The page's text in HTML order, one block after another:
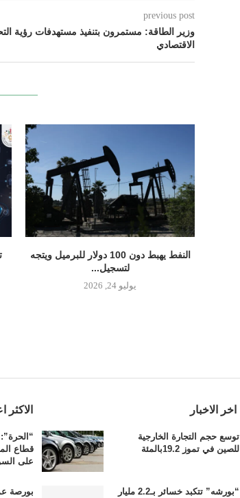
previous post
وزير الطاقة: مستمرون بتنفيذ مستهدفات رؤية
الاقتصادي
النفط يهبط دون 100 دولار للبرميل ويتجه
لتسجيل...
يوليو 24, 2026
اخر الاخبار
توسع حجم التجارة الخارجية
للصين في تموز 19.2بالمئة
“بورشه” تتكبد خسائر بـ2.2 مليار
الاكثر
قطاع
على
بورصة